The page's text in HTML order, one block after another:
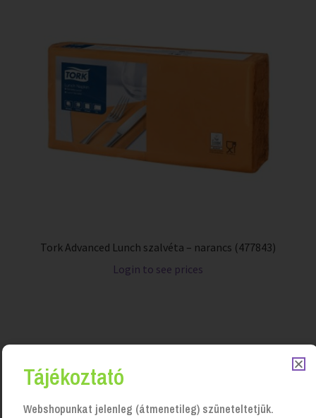
Tork Advanced Lunch szalvéta – narancs (477843)
Login to see prices
Tájékoztató
Webshopunkat jelenleg (átmenetileg) szüneteltetjük.